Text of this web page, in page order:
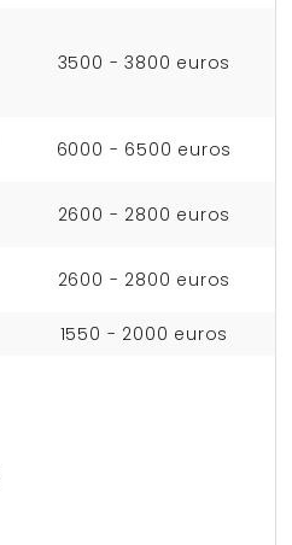
3500 - 3800 euros
6000 - 6500 euros
2600 - 2800 euros
2600 - 2800 euros
1550 - 2000 euros